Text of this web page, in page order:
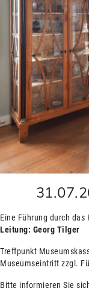
Eine Führung durch das
Leitung: Georg Tilger
Treffpunkt
Museumseintritt zzgl.
Bitte informieren Sie